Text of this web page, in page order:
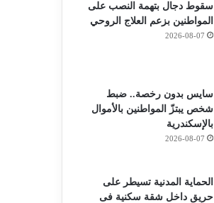
سقوط دجال بتهمة النصب على
المواطنين بزعم العلاج الروحي
2026-08-07
سايس بدون رخصة.. ضبط
شخص يبتزّ المواطنين بالأموال
بالإسكندرية
2026-08-07
الحماية المدنية تسيطر على
حريق داخل شقة سكنية فى